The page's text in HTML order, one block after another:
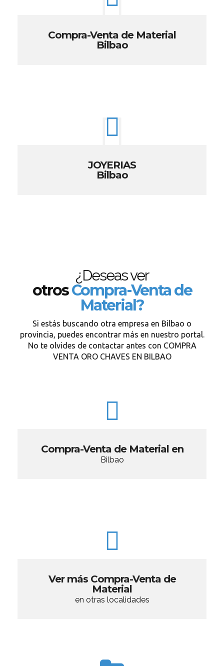
Compra-Venta de Material
Bilbao
JOYERIAS
Bilbao
¿Deseas ver
otrosCompra-Venta de
Material?
Si estás buscando otra empresa en Bilbao o
provincia, puedes encontrar más en nuestro portal.
No te olvides de contactar antes con COMPRA
VENTA ORO CHAVES EN BILBAO
Compra-Venta de Material en
Bilbao
Ver más Compra-Venta de
Material
en otras localidades